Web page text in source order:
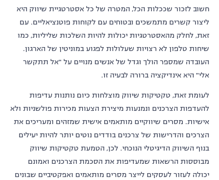
חשוב לזכור שככלות הכל, המטרה של כל אסטרטגיית שיווק היא
ליצור קשרים מתמשכים ובטוחים עם לקוחות פוטנציאליים. עם
זאת, לחלק מהאסטרטגיות יכולות להיות השלכות שליליות, כמו
שיחות טלפון לא רצויות שעלולות לפגוע במוניטין של הארגון.
העובדה שמספר הולך וגדל של אנשים מנויים על "אל תתקשר
אלי" היא אינדיקציה ברורה לבעיה זו.
לעומת זאת, טקטיקות שיווק מוצלחות כיום נותנות עדיפות
להעדפות הצרכנים ונמנעות מיצירת הצעות מכירות פולשניות ולא
אישיות. מסרים שיווקיים מותאמים אישית שמזהים ומעריכים את
הצרכים והדרישות של צרכנים בודדים נוטים יותר להיות יעילים
בנוף השיווק הדיגיטלי הנוכחי. לכן, הטמעת טקטיקות שיווק
מבוססות הרשאות שמעדיפות את הסכמת הצרכנים ואמונם
יכולה לעזור לעסקים לייצר מסרים מותאמים ואפקטיביים שבונים